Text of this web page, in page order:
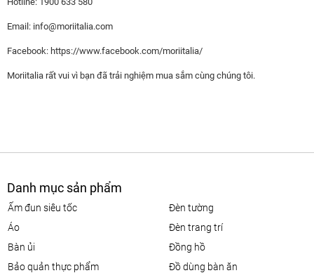
Email: info@moriitalia.com
Facebook: https://www.facebook.com/moriitalia/
Moriitalia rất vui vì bạn đã trải nghiệm mua sắm cùng chúng tôi.
Danh mục sản phẩm
ấm đun siêu tốc
áo
bàn ủi
bảo quản thực phẩm
đèn tường
đèn trang trí
đồng hồ
đồ dùng bàn ăn